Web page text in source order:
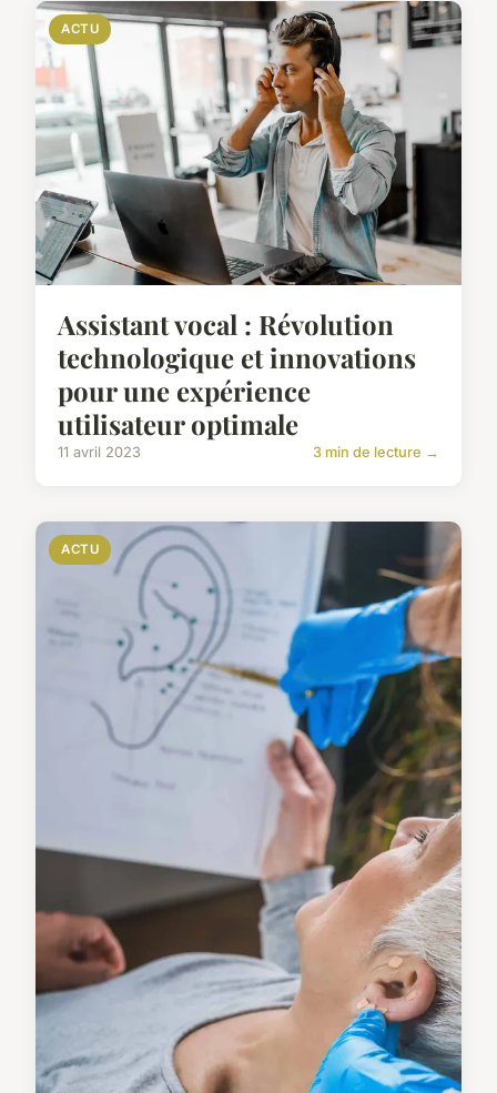
ACTU
Assistant vocal : Révolution
technologique et innovations
pour une expérience
utilisateur optimale
11 avril 2023 3 min de lecture →
ACTU